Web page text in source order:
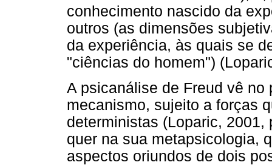
conhecimento nascido da
outros (as dimensões
da experiência, às quais se
"ciências do homem")
A psicanálise de Freud vê
mecanismo, sujeito a forças
deterministas (Loparic, 2001,
quer na sua metapsicologia,
aspectos oriundos de dois